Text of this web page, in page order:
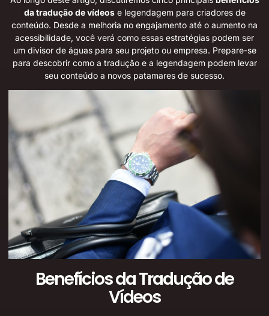
da tradução de vídeose legendagem para criadores de
conteúdo. Desde a melhoria no engajamento até o aumento na
acessibilidade, você verá como essas estratégias podem ser
um divisor de águas para seu projeto ou empresa. Prepare-se
para descobrir como a tradução e a legendagem podem levar
seu conteúdo a novos patamares de sucesso.
Benefícios da Tradução de
Vídeos